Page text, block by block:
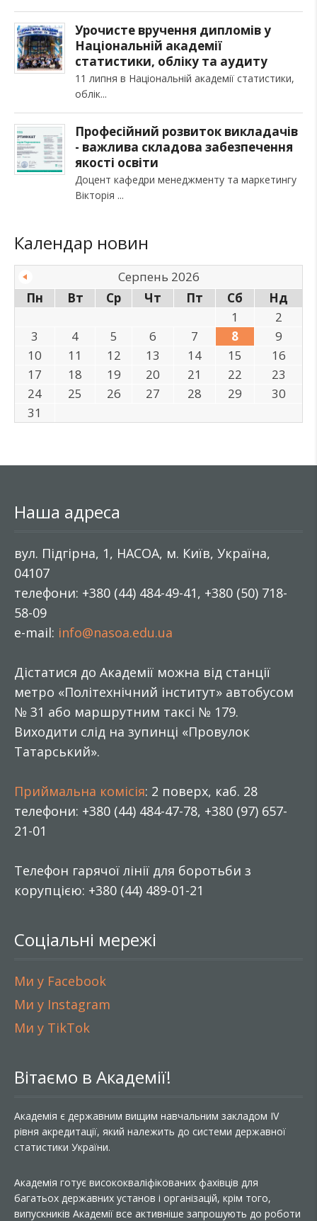
Урочисте вручення дипломів у
Національній академії
статистики, обліку та аудиту
11 липня в Національній академії статистики,
облік
Професійний розвиток викладачів
- важлива складова забезпечення
якості освіти
Доцент кафедри менеджменту та маркетингу
Вікторія
Календар новин
Серпень 2026
Пн
Вт Ср Чт Пт Сб
Нд
1
2
3
4 5 6 7 8
9
10
11 12 13 14 15
16
17
18 19 20 21 22
23
24
25 26 27 28 29
30
31
Наша адреса
вул. Підгірна, 1, НАСОА, м. Київ, Україна,
04107
телефони: +380 (44) 484-49-41, +380 (50) 718-
58-09
e-mail: info@nasoa.edu.ua
Дістатися до Академії можна від станції
метро «Політехнічний інститут» автобусом
№ 31 або маршрутним таксі № 179.
Виходити слід на зупинці «Провулок
Татарський».
Приймальна комісія: 2 поверх, каб. 28
телефони: +380 (44) 484-47-78, +380 (97) 657-
21-01
Телефон гарячої лінії для боротьби з
корупцією: +380 (44) 489-01-21
Соціальні мережі
Ми у Facebook
Ми у Instagram
Ми у TikTok
Вітаємо в Академії!
Академія є державним вищим навчальним закладом IV
рівня акредитації, який належить до системи державної
статистики України.
Академія готує висококваліфікованих фахівців для
багатьох державних установ і організацій, крім того,
випускників Академії все активніше запрошують до роботи